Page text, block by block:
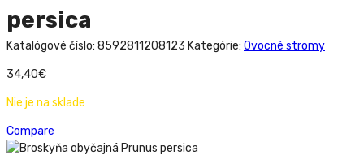
persica
Katalógové číslo: 8592811208123 Kategórie: Ovocné stromy
34,40€
Nie je na sklade
Compare